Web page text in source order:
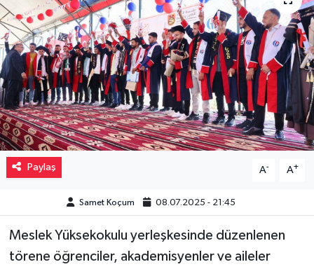
Paylaş A- A+
Samet Koçum 08.07.2025 - 21:45
Meslek Yüksekokulu yerleşkesinde düzenlenen
törene öğrenciler, akademisyenler ve aileler
Magazin
Müzik
Piyasa
Resmi İlanlar
Sağlık
Sinemalar
Siyaset